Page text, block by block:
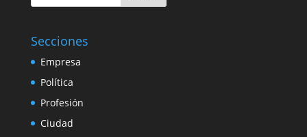
Secciones
Empresa
Política
Profesión
Ciudad